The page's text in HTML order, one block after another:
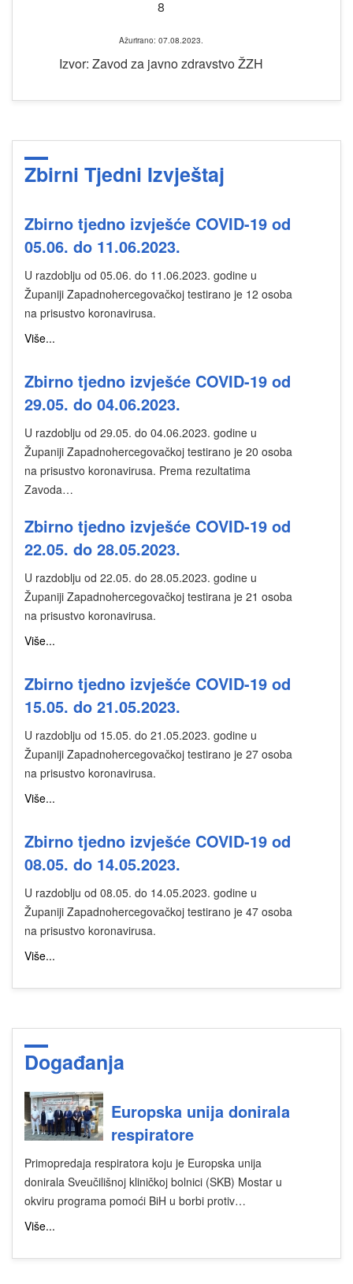
8
Ažurirano: 07.08.2023.
Izvor: Zavod za javno zdravstvo ŽZH
Zbirni Tjedni Izvještaj
Zbirno tjedno izvješće COVID-19 od
05.06. do 11.06.2023.
U razdoblju od 05.06. do 11.06.2023. godine u
Županiji Zapadnohercegovačkoj testirano je 12 osoba
na prisustvo koronavirusa.
Više...
Zbirno tjedno izvješće COVID-19 od
29.05. do 04.06.2023.
U razdoblju od 29.05. do 04.06.2023. godine u
Županiji Zapadnohercegovačkoj testirano je 20 osoba
na prisustvo koronavirusa. Prema rezultatima
Zavoda…
Zbirno tjedno izvješće COVID-19 od
22.05. do 28.05.2023.
U razdoblju od 22.05. do 28.05.2023. godine u
Županiji Zapadnohercegovačkoj testirana je 21 osoba
na prisustvo koronavirusa.
Više...
Zbirno tjedno izvješće COVID-19 od
15.05. do 21.05.2023.
U razdoblju od 15.05. do 21.05.2023. godine u
Županiji Zapadnohercegovačkoj testirano je 27 osoba
na prisustvo koronavirusa.
Više...
Zbirno tjedno izvješće COVID-19 od
08.05. do 14.05.2023.
U razdoblju od 08.05. do 14.05.2023. godine u
Županiji Zapadnohercegovačkoj testirano je 47 osoba
na prisustvo koronavirusa.
Više...
Događanja
Europska unija donirala
respiratore
Primopredaja respiratora koju je Europska unija
donirala Sveučilišnoj kliničkoj bolnici (SKB) Mostar u
okviru programa pomoći BiH u borbi protiv…
Više...